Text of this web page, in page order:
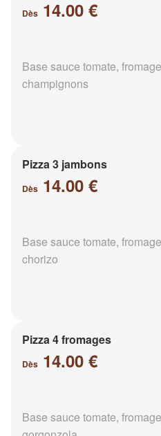
Dès 14.00 €
Base sauce tomate,
champignons
Pizza 3 jambons
Dès 14.00 €
Base sauce tomate,
chorizo
Pizza 4 fromages
Dès 14.00 €
Base sauce tomate,